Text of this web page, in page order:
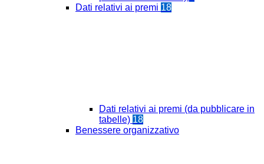
Dati relativi ai premi 18
Dati relativi ai premi (da pubblicare in
tabelle) 18
Benessere organizzativo